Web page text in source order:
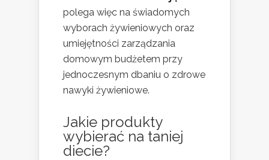
polega więc na świadomych
wyborach żywieniowych oraz
umiejętności zarządzania
domowym budżetem przy
jednoczesnym dbaniu o zdrowe
nawyki żywieniowe.
Jakie produkty
wybierać na taniej
diecie?